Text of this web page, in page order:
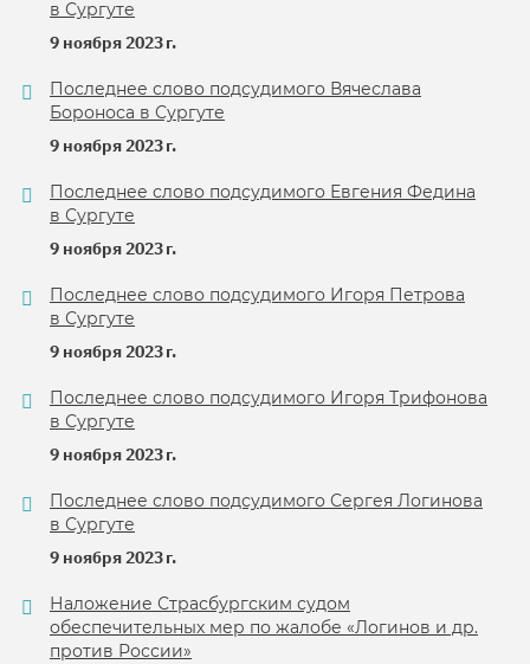
в Сургуте
9 ноября 2023 г.
Последнее слово подсудимого Вячеслава
Бороноса в Сургуте
9 ноября 2023 г.
Последнее слово подсудимого Евгения Федина
в Сургуте
9 ноября 2023 г.
Последнее слово подсудимого Игоря Петрова
в Сургуте
9 ноября 2023 г.
Последнее слово подсудимого Игоря Трифонова
в Сургуте
9 ноября 2023 г.
Последнее слово подсудимого Сергея Логинова
в Сургуте
9 ноября 2023 г.
Наложение Страсбургским судом
обеспечительных мер по жалобе «Логинов и др.
против России»